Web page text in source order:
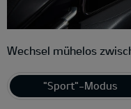
Wechsel mühelos
"Sport"-Modus